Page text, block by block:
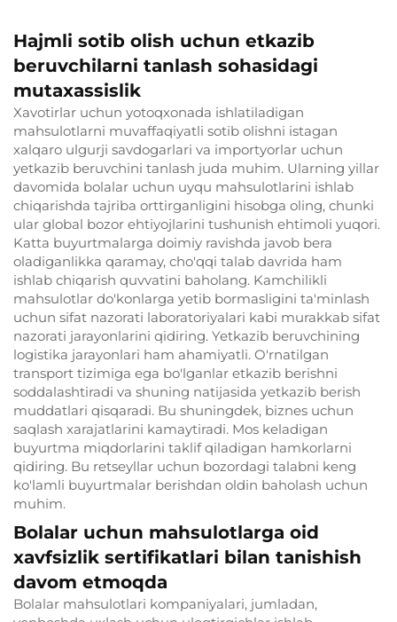
Hajmli sotib olish uchun etkazib
beruvchilarni tanlash sohasidagi
mutaxassislik
Xavotirlar uchun yotoqxonada ishlatiladigan
mahsulotlarni muvaffaqiyatli sotib olishni istagan
xalqaro ulgurji savdogarlari va importyorlar uchun
yetkazib beruvchini tanlash juda muhim. Ularning yillar
davomida bolalar uchun uyqu mahsulotlarini ishlab
chiqarishda tajriba orttirganligini hisobga oling, chunki
ular global bozor ehtiyojlarini tushunish ehtimoli yuqori.
Katta buyurtmalarga doimiy ravishda javob bera
oladiganlikka qaramay, cho'qqi talab davrida ham
ishlab chiqarish quvvatini baholang. Kamchilikli
mahsulotlar do'konlarga yetib bormasligini ta'minlash
uchun sifat nazorati laboratoriyalari kabi murakkab sifat
nazorati jarayonlarini qidiring. Yetkazib beruvchining
logistika jarayonlari ham ahamiyatli. O'rnatilgan
transport tizimiga ega bo'lganlar etkazib berishni
soddalashtiradi va shuning natijasida yetkazib berish
muddatlari qisqaradi. Bu shuningdek, biznes uchun
saqlash xarajatlarini kamaytiradi. Mos keladigan
buyurtma miqdorlarini taklif qiladigan hamkorlarni
qidiring. Bu retseyllar uchun bozordagi talabni keng
ko'lamli buyurtmalar berishdan oldin baholash uchun
muhim.
Bolalar uchun mahsulotlarga oid
xavfsizlik sertifikatlari bilan tanishish
davom etmoqda
Bolalar mahsulotlari kompaniyalari, jumladan,